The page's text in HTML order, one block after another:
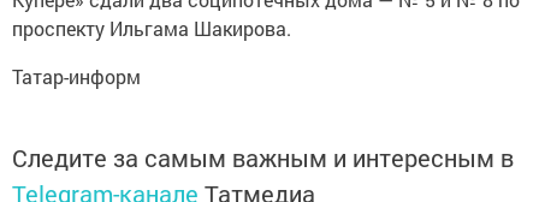
проспекту Ильгама Шакирова.
Татар-информ
Следите за самым важным и интересным в
Telegram-канале Татмедиа